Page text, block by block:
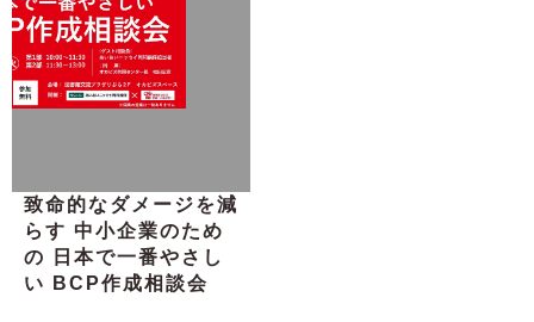
致命的なダメージを減
らす 中小企業のため
の 日本で一番やさし
い BCP作成相談会